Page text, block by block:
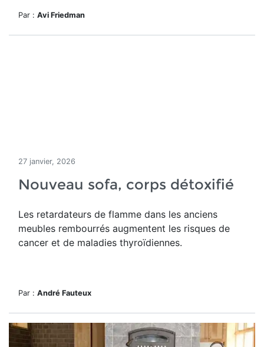
Par : Avi Friedman
27 janvier, 2026
Nouveau sofa, corps détoxifié
Les retardateurs de flamme dans les anciens
meubles rembourrés augmentent les risques de
cancer et de maladies thyroïdiennes.
Par : André Fauteux